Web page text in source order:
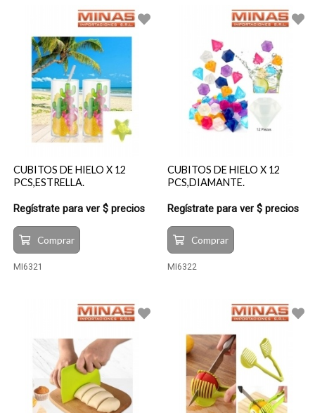
CUBITOS DE HIELO X 12
PCS,ESTRELLA.
Regístrate para ver $ precios
Comprar
MI6321
CUBITOS DE HIELO X 12
PCS,DIAMANTE.
Regístrate para ver $ precios
Comprar
MI6322